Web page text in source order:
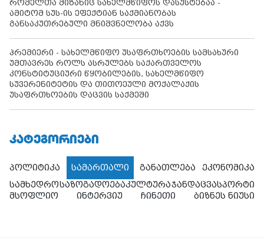
რომელთა მიზანიც სახელმწიფოს დასუსტებაა -
ამიტომ სუს-ის ეფექტიან საქმიანობას
განსაკუთრებული მნიშვნელობა აქვს
პრემიერი - სახელმწიფო უსაფრთხოების სამსახური
უმთავრეს როლს ასრულებს საქართველოს
კონსტიტუციური წყობილების, სახელმწიფო
სუვერენიტეტის და თითოეული მოქალაქის
უსაფრთხოების დაცვის საქმეში
ᲙᲐᲢᲔᲒᲝᲠᲘᲔᲑᲘ
პოლიტიკა სამართალი განათლება
ეკონომიკა
სამხედროსაზოგადოებაკულტურაჯანდაცვასპორტი
მსოფლიო
ინტერვიუ ჩინეთი ბიზნეს ნიუსი